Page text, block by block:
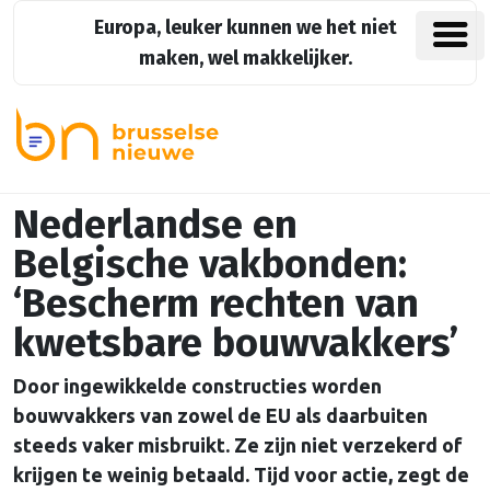
Europa, leuker kunnen we het niet
maken, wel makkelijker.
Nederlandse en
Belgische vakbonden:
‘Bescherm rechten van
kwetsbare bouwvakkers’
Door ingewikkelde constructies worden
bouwvakkers van zowel de EU als daarbuiten
steeds vaker misbruikt. Ze zijn niet verzekerd of
krijgen te weinig betaald. Tijd voor actie, zegt de